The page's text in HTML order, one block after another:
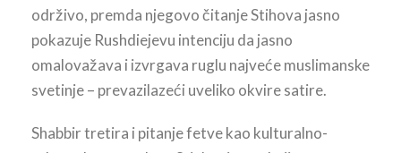
održivo, premda njegovo čitanje Stihova jasno
pokazuje Rushdiejevu intenciju da jasno
omalovažava i izvrgava ruglu najveće muslimanske
svetinje – prevazilazeći uveliko okvire satire.
Shabbir tretira i pitanje fetve kao kulturalno-